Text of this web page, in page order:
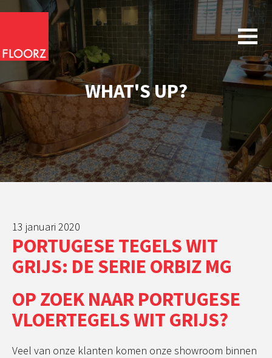
WHAT'S UP?
13 januari 2020
PORTUGESE TEGELS WIT
GRIJS: DE SERIE ORBIZ MG
OP ZOEK NAAR PORTUGESE
VLOERTEGELS WIT GRIJS?
Veel van onze klanten komen onze showroom binnen